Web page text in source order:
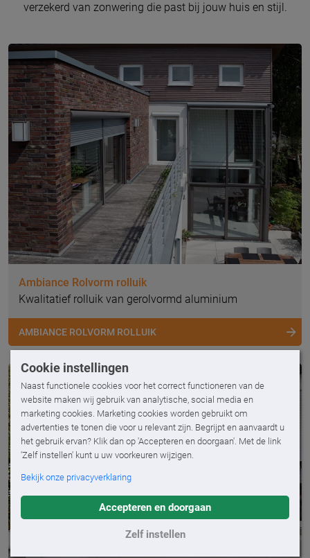
Cookie instellingen
Naast functionele cookies voor het correct functioneren van de
website maken wij gebruik van analytische, social media en
marketing cookies. Marketing cookies worden gebruikt om
advertenties te tonen die voor u relevant zijn. Begrijpt en aanvaardt u
het gebruik ervan? Klik dan op 'Accepteren en doorgaan'. Met de link
'Zelf instellen' kunt u uw voorkeuren wijzigen.
Bekijk onze privacyverklaring
Accepteren en doorgaan
Zelf instellen
verzekerd van zonwering die past bij jouw huis en stijl.
Ambiance Rolvorm rolluik
Kwalitatief rolluik van gerolvormd aluminium
AMBIANCE ROLVORM ROLLUIK